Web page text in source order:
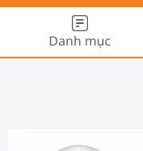
Danh mục